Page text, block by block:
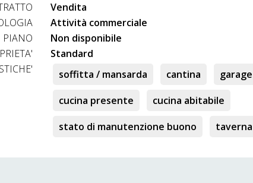
Vendita
Attività commerciale
PIANO
Non disponibile
Standard
soffitta / mansarda cantina
garage
cucina presente
cucina abitabile
stato di manutenzione buono
taverna